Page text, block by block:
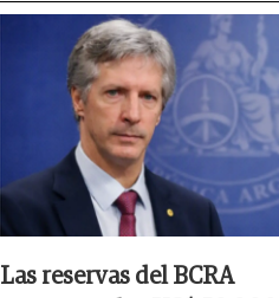
Las reservas del BCRA